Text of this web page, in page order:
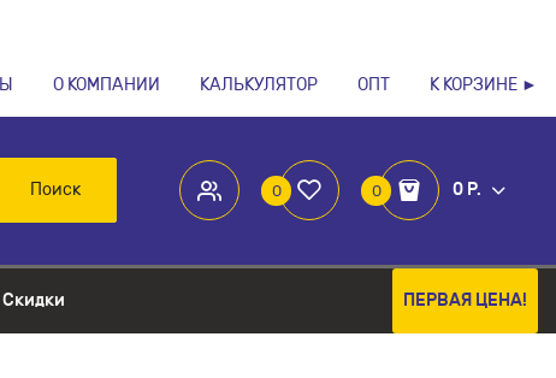
О КОМПАНИИ КАЛЬКУЛЯТОР ОПТ К КОРЗИНЕ ►
0 0 0 Р.
Поиск
Скидки ПЕРВАЯ ЦЕНА!